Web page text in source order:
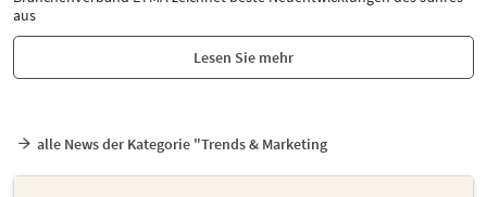
aus
Lesen Sie mehr
alle News der Kategorie "Trends & Marketing